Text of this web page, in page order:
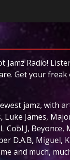
Jamz Radio!
Get your
jamz, with
Luke James,
Cool J, Beyonce,
D.A.B, Miguel,
and much,